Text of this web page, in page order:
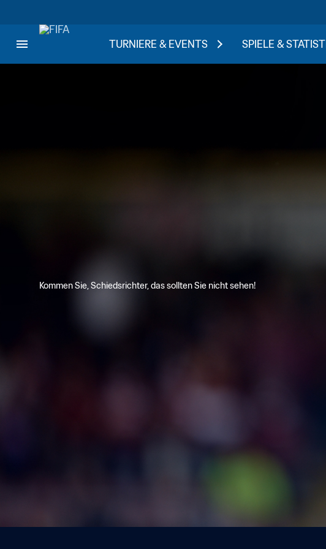
TURNIERE & EVENTS SPIELE &
Kommen Sie, Schiedsrichter, das sollten Sie nicht sehen!